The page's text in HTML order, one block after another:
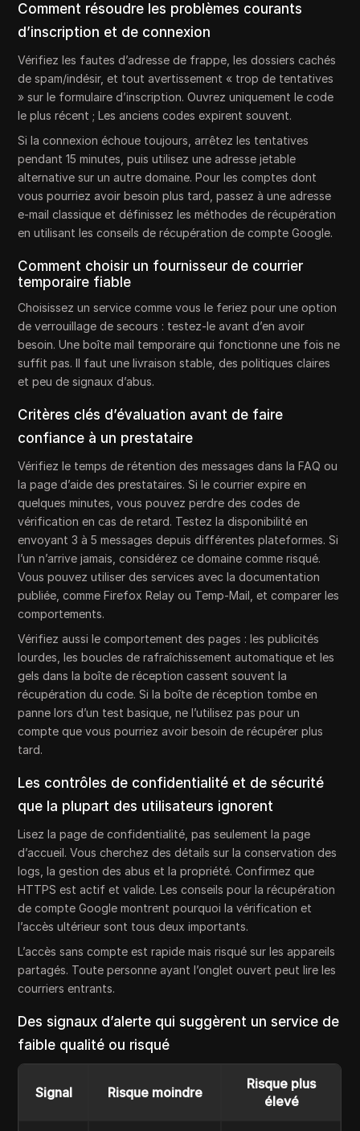
Comment résoudre les problèmes courants
d’inscription et de connexion
Vérifiez les fautes d’adresse de frappe, les dossiers cachés
de spam/indésir, et tout avertissement « trop de tentatives
» sur le formulaire d’inscription. Ouvrez uniquement le code
le plus récent ; Les anciens codes expirent souvent.
Si la connexion échoue toujours, arrêtez les tentatives
pendant 15 minutes, puis utilisez une adresse jetable
alternative sur un autre domaine. Pour les comptes dont
vous pourriez avoir besoin plus tard, passez à une adresse
e-mail classique et définissez les méthodes de récupération
en utilisant les conseils de récupération de compte Google.
Comment choisir un fournisseur de courrier
temporaire fiable
Choisissez un service comme vous le feriez pour une option
de verrouillage de secours : testez-le avant d’en avoir
besoin. Une boîte mail temporaire qui fonctionne une fois ne
suffit pas. Il faut une livraison stable, des politiques claires
et peu de signaux d’abus.
Critères clés d’évaluation avant de faire
confiance à un prestataire
Vérifiez le temps de rétention des messages dans la FAQ ou
la page d’aide des prestataires. Si le courrier expire en
quelques minutes, vous pouvez perdre des codes de
vérification en cas de retard. Testez la disponibilité en
envoyant 3 à 5 messages depuis différentes plateformes. Si
l’un n’arrive jamais, considérez ce domaine comme risqué.
Vous pouvez utiliser des services avec la documentation
publiée, comme Firefox Relay ou Temp-Mail, et comparer les
comportements.
Vérifiez aussi le comportement des pages : les publicités
lourdes, les boucles de rafraîchissement automatique et les
gels dans la boîte de réception cassent souvent la
récupération du code. Si la boîte de réception tombe en
panne lors d’un test basique, ne l’utilisez pas pour un
compte que vous pourriez avoir besoin de récupérer plus
tard.
Les contrôles de confidentialité et de sécurité
que la plupart des utilisateurs ignorent
Lisez la page de confidentialité, pas seulement la page
d’accueil. Vous cherchez des détails sur la conservation des
logs, la gestion des abus et la propriété. Confirmez que
HTTPS est actif et valide. Les conseils pour la récupération
de compte Google montrent pourquoi la vérification et
l’accès ultérieur sont tous deux importants.
L’accès sans compte est rapide mais risqué sur les appareils
partagés. Toute personne ayant l’onglet ouvert peut lire les
courriers entrants.
Des signaux d’alerte qui suggèrent un service de
faible qualité ou risqué
Signal Risque moindre
Risque plus
élevé